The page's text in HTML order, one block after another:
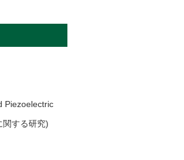
Piezoelectric
関する研究)